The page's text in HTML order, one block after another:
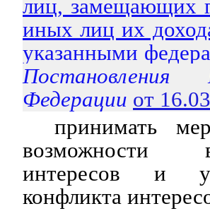
лиц, замещающих
иных лиц их
указанными
Постановления
Федерации от
принимать
возможности
интересов и
конфликта